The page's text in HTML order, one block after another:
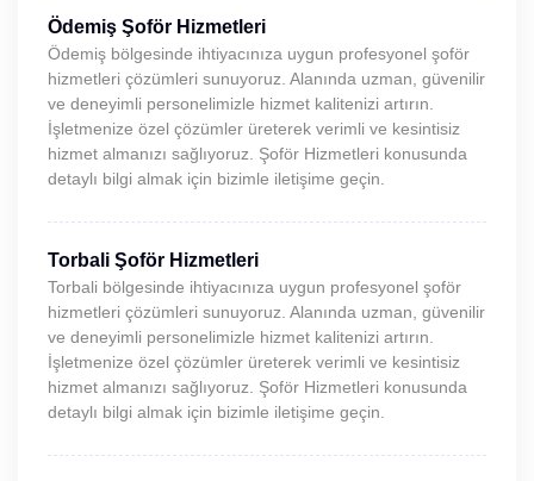
Ödemiş Şoför Hizmetleri
Ödemiş bölgesinde ihtiyacınıza uygun profesyonel şoför
hizmetleri çözümleri sunuyoruz. Alanında uzman, güvenilir
ve deneyimli personelimizle hizmet kalitenizi artırın.
İşletmenize özel çözümler üreterek verimli ve kesintisiz
hizmet almanızı sağlıyoruz. Şoför Hizmetleri konusunda
detaylı bilgi almak için bizimle iletişime geçin.
Torbali Şoför Hizmetleri
Torbali bölgesinde ihtiyacınıza uygun profesyonel şoför
hizmetleri çözümleri sunuyoruz. Alanında uzman, güvenilir
ve deneyimli personelimizle hizmet kalitenizi artırın.
İşletmenize özel çözümler üreterek verimli ve kesintisiz
hizmet almanızı sağlıyoruz. Şoför Hizmetleri konusunda
detaylı bilgi almak için bizimle iletişime geçin.